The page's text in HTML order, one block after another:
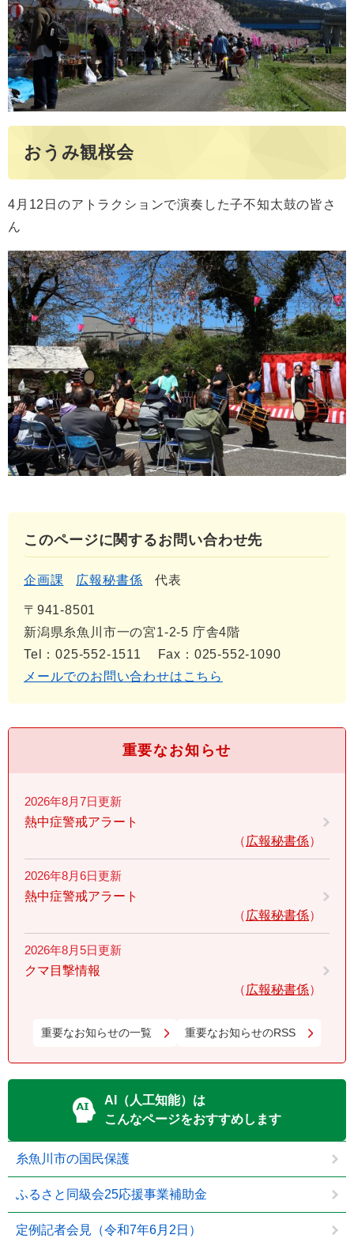
おうみ観桜会
4月12日のアトラクションで演奏した子不知太鼓の皆さ
ん
このページに関するお問い合わせ先
企画課 広報秘書係 代表
〒941-8501
新潟県糸魚川市一の宮1-2-5 庁舎4階
Tel：025-552-1511
Fax：025-552-1090
メールでのお問い合わせはこちら
重要なお知らせ
2026年8月7日更新
熱中症警戒アラート
広報秘書係
2026年8月6日更新
熱中症警戒アラート
広報秘書係
2026年8月5日更新
クマ目撃情報
広報秘書係
重要なお知らせの一覧 重要なお知らせのRSS
AI（人工知能）は
こんなページをおすすめします
糸魚川市の国民保護
ふるさと同級会25応援事業補助金
定例記者会見（令和7年6月2日）